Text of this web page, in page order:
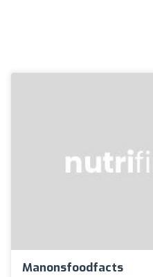
Manonsfoodfacts